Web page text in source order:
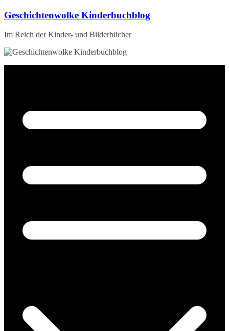
Zum
springen
Geschichtenwolke Kinderbuchblog
Im Reich der Kinder- und Bilderbücher